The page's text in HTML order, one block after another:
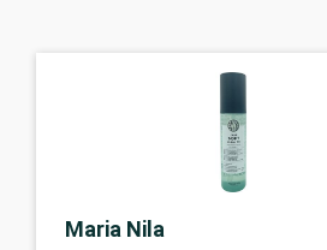
Maria Nila